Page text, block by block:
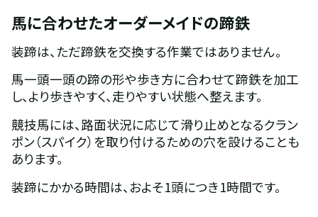
馬に合わせたオーダーメイドの蹄鉄
装蹄は、ただ蹄鉄を交換する作業ではありません。
馬一頭一頭の蹄の形や歩き方に合わせて蹄鉄を加工
し、より歩きやすく、走りやすい状態へ整えます。
競技馬には、路面状況に応じて滑り止めとなるクラン
ポン（スパイク）を取り付けるための穴を設けることも
あります。
装蹄にかかる時間は、およそ1頭につき1時間です。